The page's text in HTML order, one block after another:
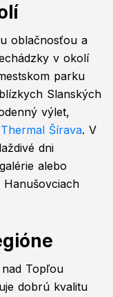
oblačnosťou a
v okolí
parku
Slanských
výlet,
Šírava. V
dni
alebo
Topľou
dobrú kvalitu